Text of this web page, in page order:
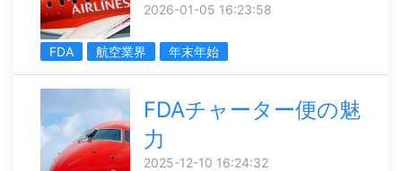
2026-01-05 16:23:58
FDA 航空業界 年末年始
FDAチャーター便の魅
力
2025-12-10 16:24:32